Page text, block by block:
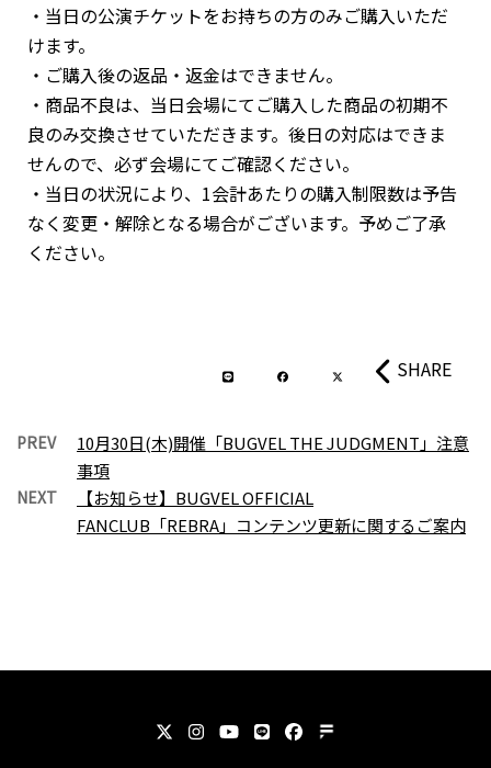
・当日の公演チケットをお持ちの方のみご購入いただ
けます。
・ご購入後の返品・返金はできません。
・商品不良は、当日会場にてご購入した商品の初期不
良のみ交換させていただきます。後日の対応はできま
せんので、必ず会場にてご確認ください。
・当日の状況により、1会計あたりの購入制限数は予告
なく変更・解除となる場合がございます。予めご了承
ください。
SHARE
PREV
10月30日(木)開催「BUGVEL THE JUDGMENT」注意
事項
NEXT
【お知らせ】BUGVEL OFFICIAL
FANCLUB「REBRA」コンテンツ更新に関するご案内